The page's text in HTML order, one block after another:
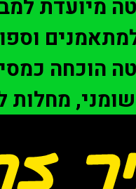
מיועדת
הוכחה
מחלות